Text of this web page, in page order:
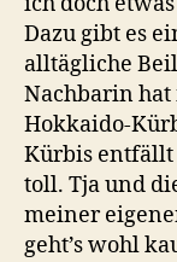
Dazu gibt es
alltägliche
Nachbarin
Hokkaido-
Kürbis entfällt
toll. Tja und
meiner
geht’s wohl